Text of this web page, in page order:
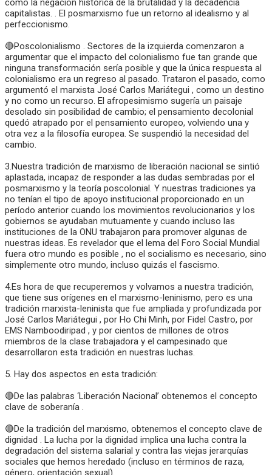
como la negación histórica de la brutalidad y la decadencia
capitalistas. . El posmarxismo fue un retorno al idealismo y al
perfeccionismo.
🔴Poscolonialismo . Sectores de la izquierda comenzaron a
argumentar que el impacto del colonialismo fue tan grande que
ninguna transformación sería posible y que la única respuesta al
colonialismo era un regreso al pasado. Trataron el pasado, como
argumentó el marxista José Carlos Mariátegui , como un destino
y no como un recurso. El afropesimismo sugería un paisaje
desolado sin posibilidad de cambio; el pensamiento decolonial
quedó atrapado por el pensamiento europeo, volviendo una y
otra vez a la filosofía europea. Se suspendió la necesidad del
cambio.
3.Nuestra tradición de marxismo de liberación nacional se sintió
aplastada, incapaz de responder a las dudas sembradas por el
posmarxismo y la teoría poscolonial. Y nuestras tradiciones ya
no tenían el tipo de apoyo institucional proporcionado en un
período anterior cuando los movimientos revolucionarios y los
gobiernos se ayudaban mutuamente y cuando incluso las
instituciones de la ONU trabajaron para promover algunas de
nuestras ideas. Es revelador que el lema del Foro Social Mundial
fuera otro mundo es posible , no el socialismo es necesario, sino
simplemente otro mundo, incluso quizás el fascismo.
4.Es hora de que recuperemos y volvamos a nuestra tradición,
que tiene sus orígenes en el marxismo-leninismo, pero es una
tradición marxista-leninista que fue ampliada y profundizada por
José Carlos Mariátegui , por Ho Chi Minh, por Fidel Castro, por
EMS Namboodiripad , y por cientos de millones de otros
miembros de la clase trabajadora y el campesinado que
desarrollaron esta tradición en nuestras luchas.
5. Hay dos aspectos en esta tradición:
🔴De las palabras ‘Liberación Nacional’ obtenemos el concepto
clave de soberanía .
🔴De la tradición del marxismo, obtenemos el concepto clave de
dignidad . La lucha por la dignidad implica una lucha contra la
degradación del sistema salarial y contra las viejas jerarquías
sociales que hemos heredado (incluso en términos de raza,
género, orientación sexual).